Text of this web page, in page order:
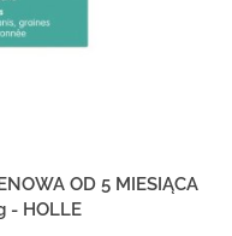
OD 5 MIESIĄCA
- HOLLE